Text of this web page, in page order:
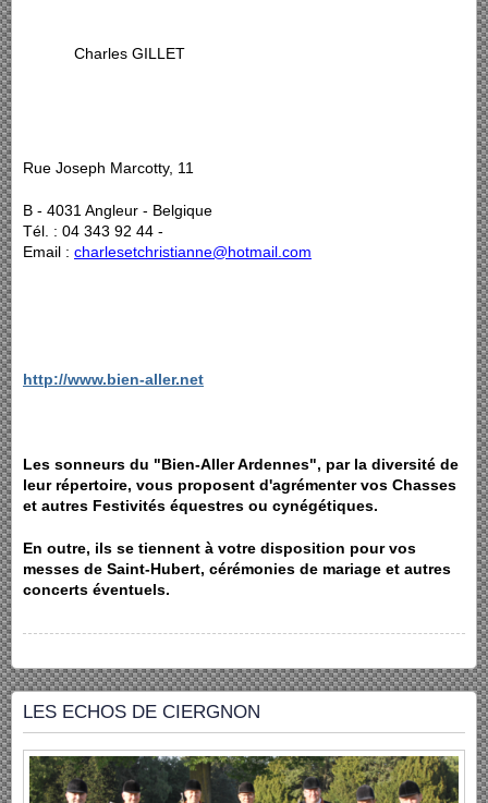
Charles GILLET
Rue Joseph Marcotty, 11
B - 4031 Angleur - Belgique
Tél. : 04 343 92 44 -
Email : charlesetchristianne@hotmail.com
http://www.bien-aller.net
Les sonneurs du "Bien-Aller Ardennes", par la diversité de
leur répertoire, vous proposent d'agrémenter vos Chasses
et autres Festivités équestres ou cynégétiques.
En outre, ils se tiennent à votre disposition pour vos
messes de Saint-Hubert, cérémonies de mariage et autres
concerts éventuels.
LES ECHOS DE CIERGNON